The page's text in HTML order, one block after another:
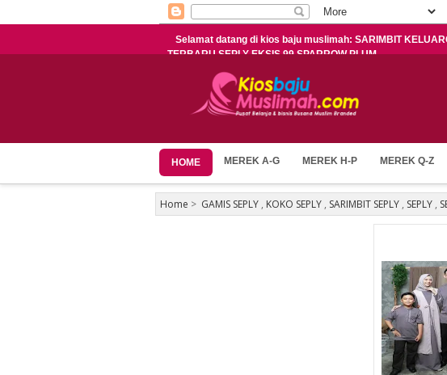
Selamat datang di kios baju muslimah: SARIMBIT
TERBARU SEPLY EKSIS 99 SPARROW PLUM
HOME MEREK A-G MEREK H-P MEREK Q-Z
Home > GAMIS SEPLY , KOKO SEPLY , SARIMBIT SEPLY , SEPLY ,